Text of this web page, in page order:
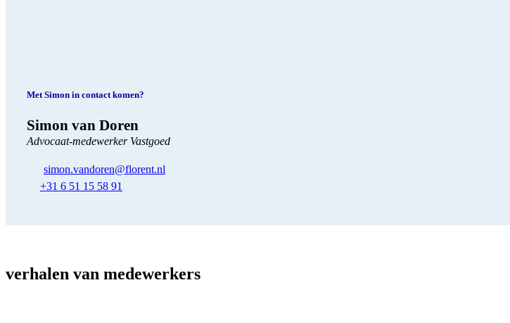
Met Simon in contact komen?
Simon van Doren
Advocaat-medewerker Vastgoed
simon.vandoren@florent.nl
+31 6 51 15 58 91
verhalen van medewerkers